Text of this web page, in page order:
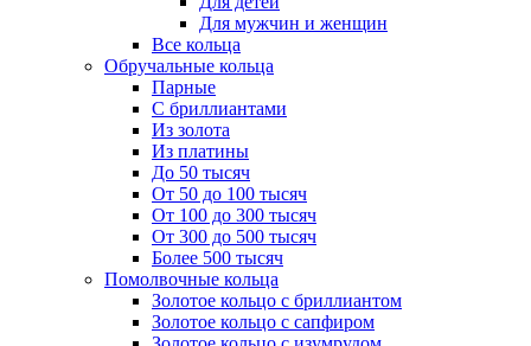
Для мужчин и женщин
Все кольца
Обручальные кольца
Парные
С бриллиантами
Из золота
Из платины
До 50 тысяч
От 50 до 100 тысяч
От 100 до 300 тысяч
От 300 до 500 тысяч
Более 500 тысяч
Помолвочные кольца
Золотое кольцо с бриллиантом
Золотое кольцо с сапфиром